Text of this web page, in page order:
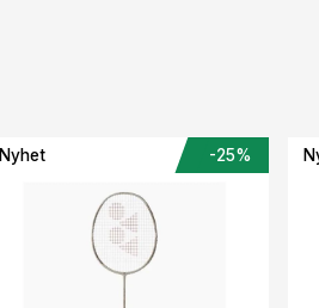
Nyhet -25%